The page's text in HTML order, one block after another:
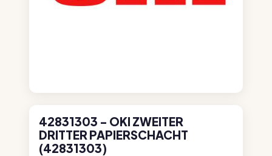
42831303 - OKI ZWEITER
DRITTER PAPIERSCHACHT
(42831303)